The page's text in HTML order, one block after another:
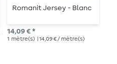
Romanit Jersey - Blanc
14,09 € *
1 mètre(s) | 14,09 € / mètre(s)